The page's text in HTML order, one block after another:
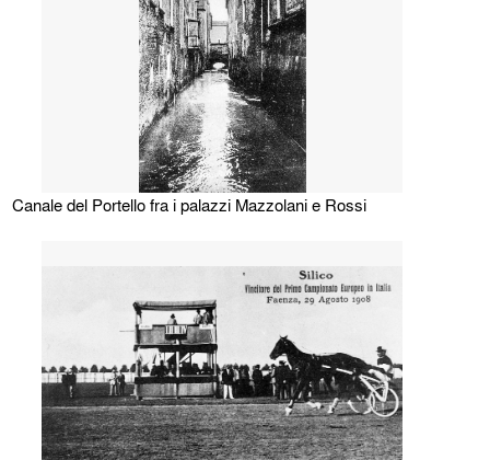
Canale del Portello fra i palazzi Mazzolani e Rossi